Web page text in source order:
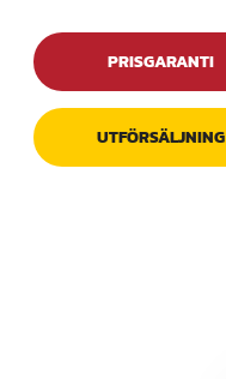
PRISGARANTI
UTFÖRSÄLJNING